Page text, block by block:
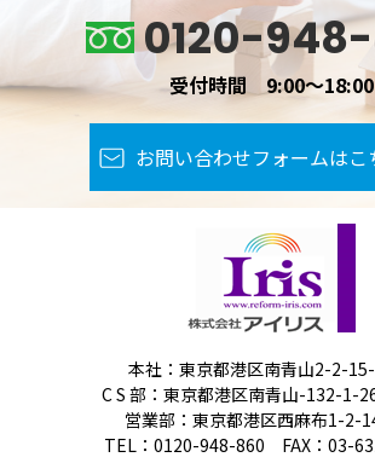
0120-
受付時間 9:00～18:00
お問い合わせフォームはこ
本社：東京都港区南青山2-2-
C S 部：東京都港区南青山-132-1-
営業部：東京都港区西麻布1-2-
TEL：0120-948-860 FAX：03-